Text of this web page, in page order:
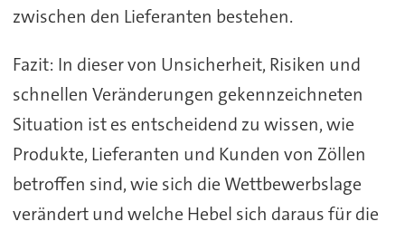
zwischen den Lieferanten bestehen.
Fazit: In dieser von Unsicherheit, Risiken und
schnellen Veränderungen gekennzeichneten
Situation ist es entscheidend zu wissen, wie
Produkte, Lieferanten und Kunden von Zöllen
betroffen sind, wie sich die Wettbewerbslage
verändert und welche Hebel sich daraus für die